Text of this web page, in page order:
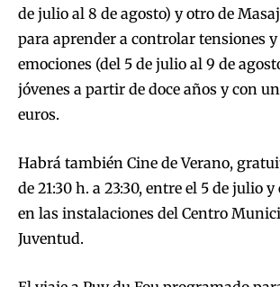
de julio al 8 de agosto) y otro de
para aprender a controlar tensiones
emociones (del 5 de julio al 9 de
jóvenes a partir de doce años y con
euros.
Habrá también Cine de Verano,
de 21:30 h. a 23:30, entre el 5 de julio
en las instalaciones del Centro
Juventud.